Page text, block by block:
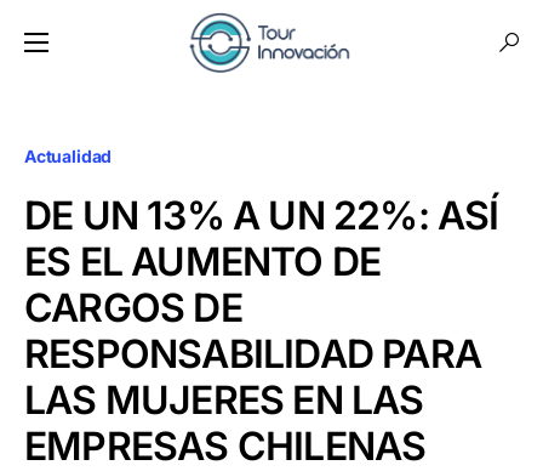
Actualidad
DE UN 13% A UN 22%: ASÍ
ES EL AUMENTO DE
CARGOS DE
RESPONSABILIDAD PARA
LAS MUJERES EN LAS
EMPRESAS CHILENAS